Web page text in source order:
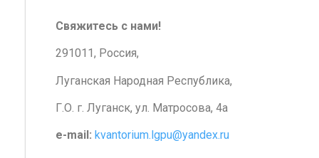
Свяжитесь с нами!
291011, Россия,
Луганская Народная Республика,
Г.О. г. Луганск, ул. Матросова, 4а
e-mail: kvantorium.lgpu@yandex.ru